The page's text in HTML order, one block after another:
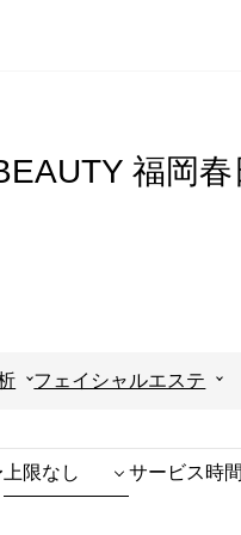
福岡春
フェイシャルエステ
サービス時間